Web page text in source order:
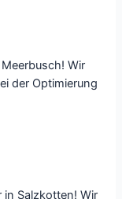
Wir
der Optimierung
in Salzkotten! Wir